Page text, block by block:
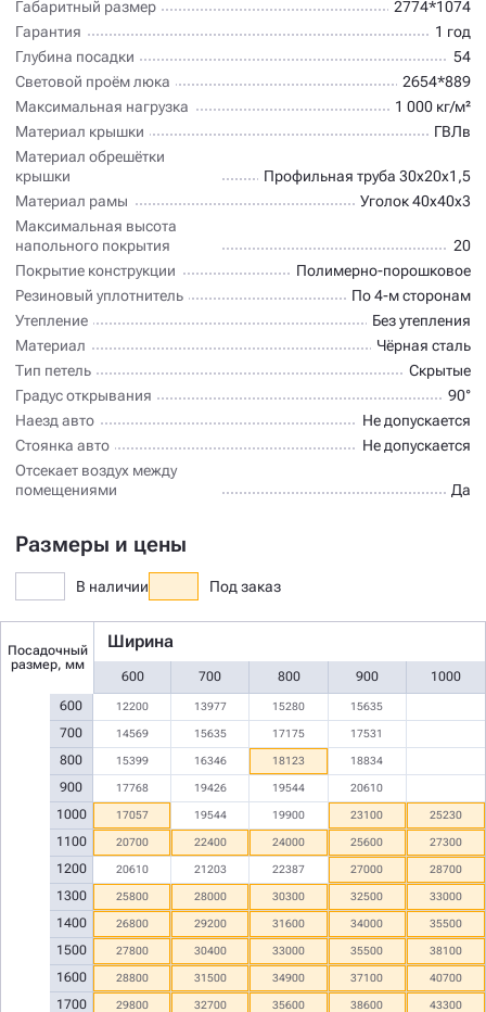
Габаритный размер
2774*1074
Гарантия
1 год
Глубина посадки
54
Световой проём люка
2654*889
Максимальная нагрузка
1 000 кг/м²
Материал крышки
ГВЛв
Материал обрешётки
крышки
Профильная труба 30х20х1,5
Материал рамы
Уголок 40х40х3
Максимальная высота
напольного покрытия
20
Покрытие конструкции
Полимерно-порошковое
Резиновый уплотнитель
По 4-м сторонам
Утепление
Без утепления
Материал
Чёрная сталь
Тип петель
Скрытые
Градус открывания
90°
Наезд авто
Не допускается
Стоянка авто
Не допускается
Отсекает воздух между
помещениями
Да
Размеры и цены
В наличии Под заказ
Посадочный
размер, мм
Ширина
600 700 800 900 1000
600
700
800
900
1000
1100
1200
1300
1400
1500
1600
1700
12200 13977 15280 15635
14569 15635 17175 17531
15399 16346 18123 18834
17768 19426 19544 20610
17057 19544 19900 23100 25230
20700 22400 24000 25600 27300
20610 21203 22387 27000 28700
25800 28000 30300 32500 33000
26800 29200 31600 34000 35500
27800 30400 33000 35500 38100
28800 31500 34900 37100 40700
29800 32700 35600 38600 43300